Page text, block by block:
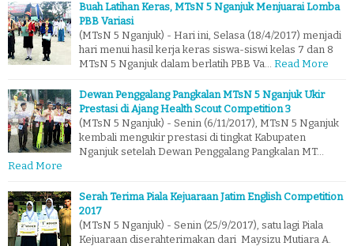
Buah Latihan Keras, MTsN 5 Nganjuk Menjuarai Lomba
PBB Variasi
(MTsN 5 Nganjuk) - Hari ini, Selasa (18/4/2017) menjadi
hari menui hasil kerja keras siswa-siswi kelas 7 dan 8
MTsN 5 Nganjuk dalam berlatih PBB Va… Read More
Dewan Penggalang Pangkalan MTsN 5 Nganjuk Ukir
Prestasi di Ajang Health Scout Competition 3
(MTsN 5 Nganjuk) - Senin (6/11/2017), MTsN 5 Nganjuk
kembali mengukir prestasi di tingkat Kabupaten
Nganjuk setelah Dewan Penggalang Pangkalan MT…
Read More
Serah Terima Piala Kejuaraan Jatim English Competition
2017
(MTsN 5 Nganjuk) - Senin (25/9/2017), satu lagi Piala
Kejuaraan diserahterimakan dari Maysizu Mutiara A.